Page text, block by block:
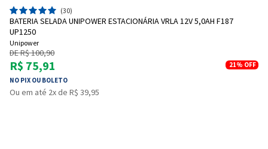
(30)
BATERIA SELADA UNIPOWER ESTACIONÁRIA VRLA 12V 5,0AH F187
UP1250
Unipower
DE R$ 100,90
R$ 75,91
NO PIX OU BOLETO
21% OFF
Ou em até 2x de R$ 39,95